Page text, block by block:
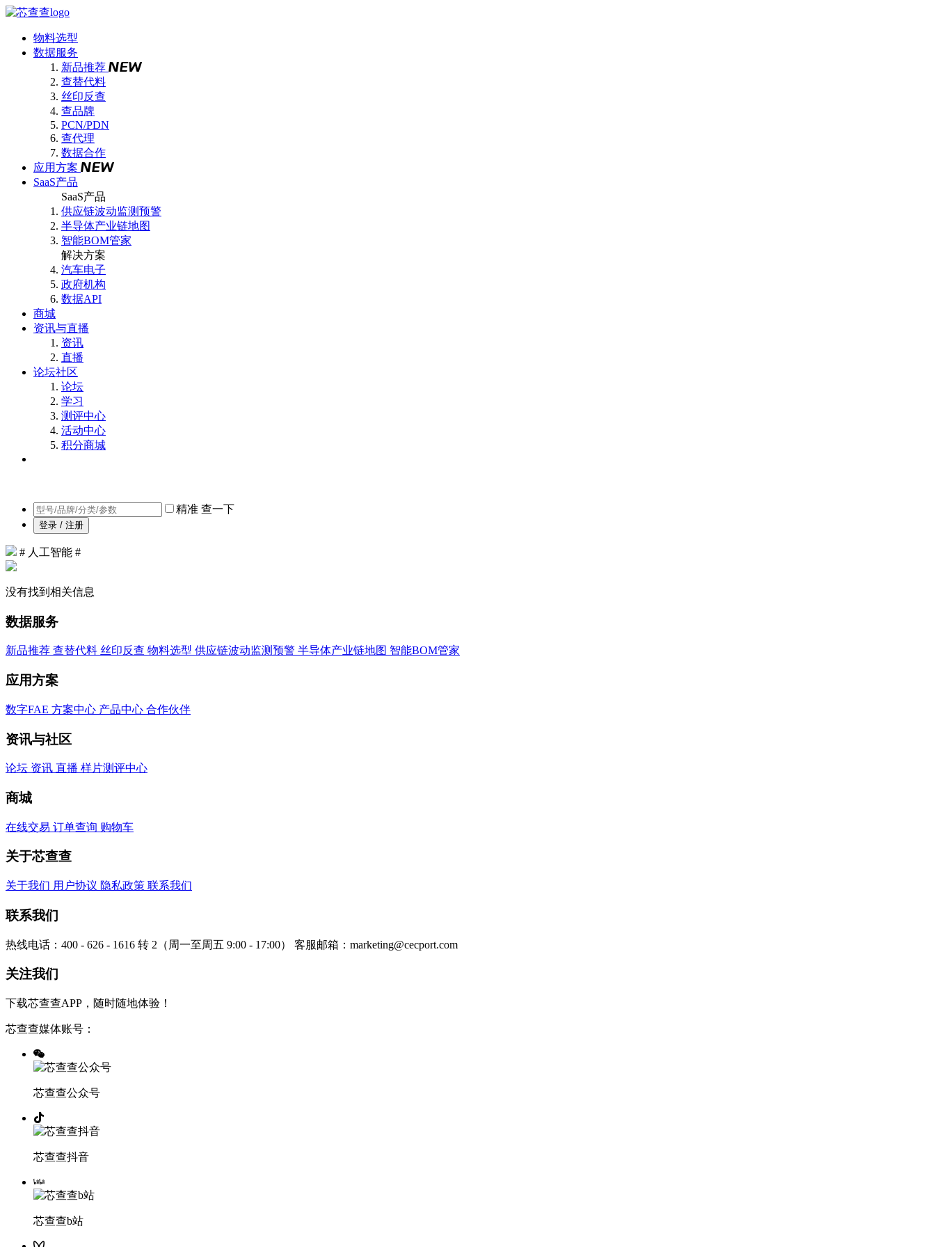
物料选型
数据服务
新品推荐
查替代料
丝印反查
查品牌
PCN/PDN
查代理
数据合作
应用方案
SaaS产品
SaaS产品
供应链波动监测预警
半导体产业链地图
智能BOM管家
解决方案
汽车电子
政府机构
数据API
商城
资讯与直播
资讯
直播
论坛社区
论坛
学习
测评中心
活动中心
积分商城
精准 查一下
登录 / 注册
# 人工智能 #
没有找到相关信息
数据服务
新品推荐 查替代料 丝印反查 物料选型 供应链波动监测预警 半导体产业链地图 智能BOM管家
应用方案
数字FAE 方案中心 产品中心 合作伙伴
资讯与社区
论坛 资讯 直播 样片测评中心
商城
在线交易 订单查询 购物车
关于芯查查
关于我们 用户协议 隐私政策 联系我们
联系我们
热线电话：400 - 626 - 1616 转 2（周一至周五 9:00 - 17:00） 客服邮箱：marketing@cecport.com
关注我们
下载芯查查APP，随时随地体验！
芯查查媒体账号：
芯查查公众号
芯查查抖音
芯查查b站